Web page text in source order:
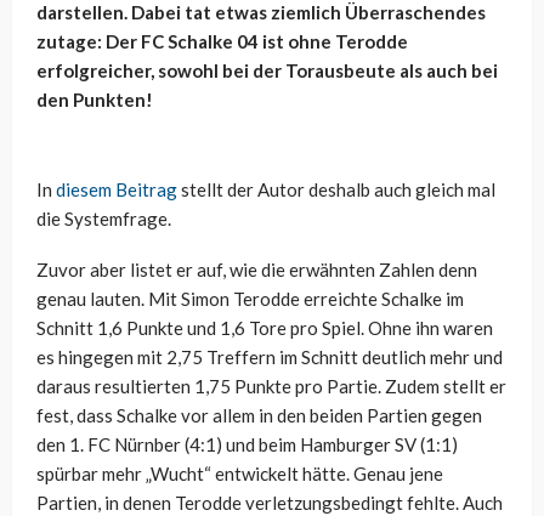
darstellen. Dabei tat etwas ziemlich Überraschendes
zutage: Der FC Schalke 04 ist ohne Terodde
erfolgreicher, sowohl bei der Torausbeute als auch bei
den Punkten!
In diesem Beitragstellt der Autor deshalb auch gleich mal
die Systemfrage.
Zuvor aber listet er auf, wie die erwähnten Zahlen denn
genau lauten. Mit Simon Terodde erreichte Schalke im
Schnitt 1,6 Punkte und 1,6 Tore pro Spiel. Ohne ihn waren
es hingegen mit 2,75 Treffern im Schnitt deutlich mehr und
daraus resultierten 1,75 Punkte pro Partie. Zudem stellt er
fest, dass Schalke vor allem in den beiden Partien gegen
den 1. FC Nürnber (4:1) und beim Hamburger SV (1:1)
spürbar mehr „Wucht“ entwickelt hätte. Genau jene
Partien, in denen Terodde verletzungsbedingt fehlte. Auch